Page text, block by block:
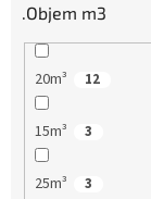
.Objem m3
20m³ 12
15m³ 3
25m³ 3